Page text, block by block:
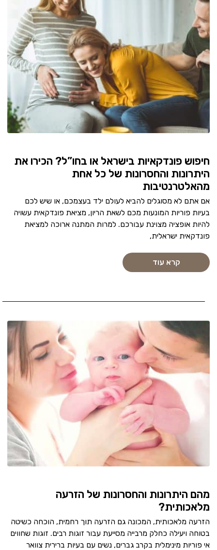
חיפוש פונדקאיות בישראל או בחו”ל? הכירו את
היתרונות והחסרונות של כל אחת
מהאלטרנטיבות
אם אתם לא מסוגלים להביא לעולם ילד בעצמכם, או שיש לכם
בעיות פוריות המונעות מכם לשאת הריון, מציאת פונדקאית עשויה
להיות אופציה מצוינת עבורכם. למרות המתנה ארוכה למציאת
פונדקאית ישראלית,
קרא עוד
מהם היתרונות והחסרונות של הזרעה
מלאכותית?
הזרעה מלאכותית, המכונה גם הזרעה תוך רחמית, הוכחה כשיטה
בטוחה ויעילה כחלק מרבייה מסייעת עבור זוגות רבים. זוגות שחווים
אי פוריות מינימלית בקרב גברים, נשים עם בעיות ברירית צוואר